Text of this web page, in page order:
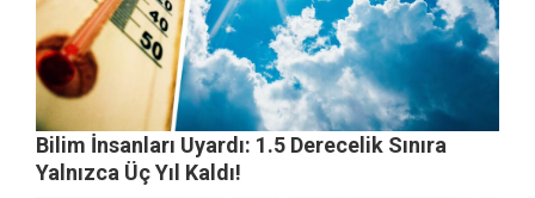
Bilim İnsanları Uyardı: 1.5 Derecelik Sınıra
Yalnızca Üç Yıl Kaldı!